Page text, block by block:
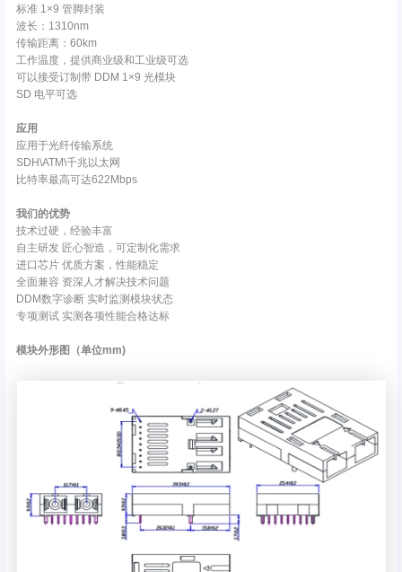
标准 1×9 管脚封装
波长：1310nm
传输距离：60km
工作温度，提供商业级和工业级可选
可以接受订制带 DDM 1×9 光模块
SD 电平可选
应用
应用于光纤传输系统
SDH\ATM\千兆以太网
比特率最高可达622Mbps
我们的优势
技术过硬，经验丰富
自主研发 匠心智造，可定制化需求
进口芯片 优质方案，性能稳定
全面兼容 资深人才解决技术问题
DDM数字诊断 实时监测模块状态
专项测试 实测各项性能合格达标
模块外形图（单位mm)